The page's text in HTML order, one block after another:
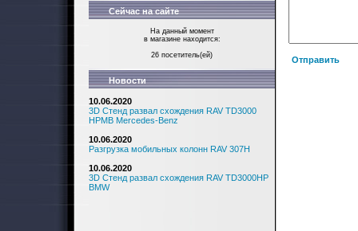
Сейчас на сайте
На данный момент
в магазине находится:
26 посетитель(ей)
Новости
10.06.2020
3D Стенд развал схождения RAV TD3000
HPMB Mercedes-Benz
10.06.2020
Разгрузка мобильных колонн RAV 307H
10.06.2020
3D Стенд развал схождения RAV TD3000HP
BMW
Отправить